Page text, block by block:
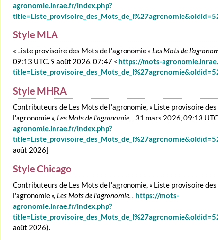
agronomie.inrae.fr/index.php?
Style MLA
« Liste provisoire des Mots de l'agronomie » Les Mots de
09:13 UTC. 9 août 2026, 07:47 <https://mots-
Style MHRA
Contributeurs de Les Mots de l'agronomie, « Liste provisoire
l'agronomie », Les Mots de l'agronomie, , 31 mars 2026, 09:13
agronomie.inrae.fr/index.php?
août 2026]
Style Chicago
Contributeurs de Les Mots de l'agronomie, « Liste provisoire
l'agronomie », Les Mots de l'agronomie, , https://mots-
agronomie.inrae.fr/index.php?
août 2026).